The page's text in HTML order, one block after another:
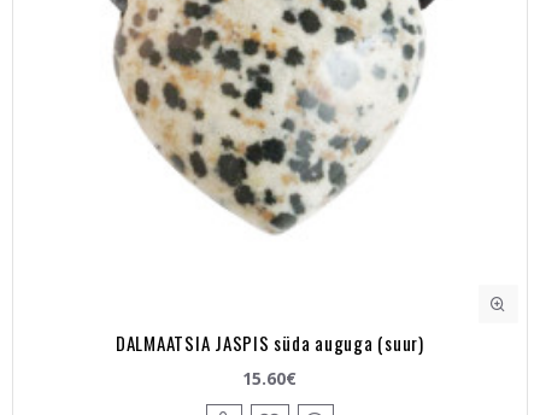
DALMAATSIA JASPIS süda auguga (suur)
15.60€